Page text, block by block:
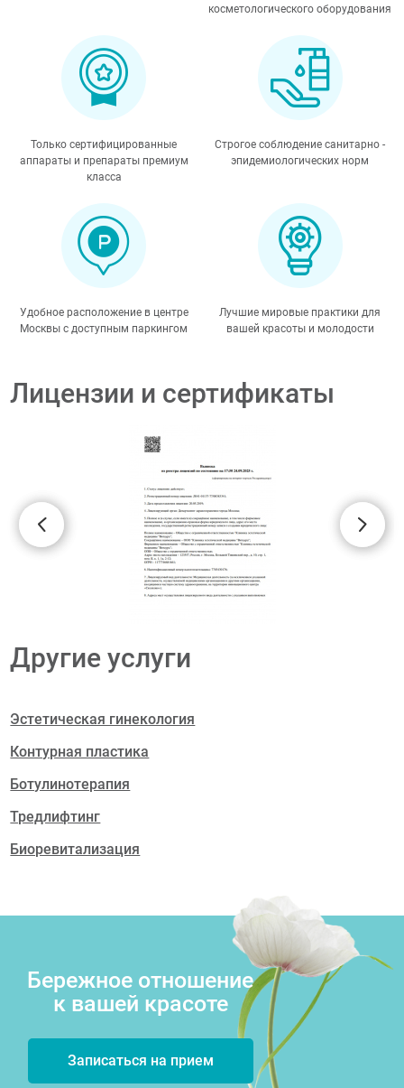
косметологического оборудования
Только сертифицированные
аппараты и препараты премиум
класса
Строгое соблюдение санитарно -
эпидемиологических норм
Удобное расположение в центре
Москвы с доступным паркингом
Лучшие мировые практики для
вашей красоты и молодости
Лицензии и сертификаты
Другие услуги
Эстетическая гинекология
Контурная пластика
Ботулинотерапия
Тредлифтинг
Биоревитализация
Бережное отношение
к вашей красоте
Записаться на прием